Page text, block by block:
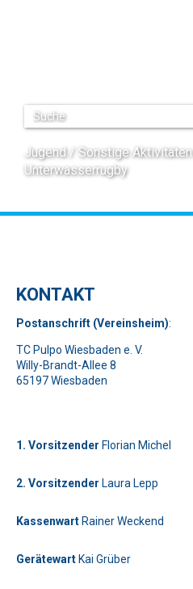
Jugend Sonstige Aktivitäten
Unterwasserrugby
KONTAKT
Postanschrift (Vereinsheim):
TC Pulpo Wiesbaden e. V.
Willy-Brandt-Allee 8
65197 Wiesbaden
1. Vorsitzender Florian Michel
2. Vorsitzender Laura Lepp
KassenwartRainer Weckend
GerätewartKai Grüber